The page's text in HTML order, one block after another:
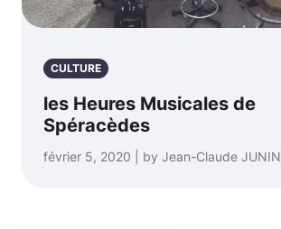
CULTURE
les Heures Musicales de
Spéracèdes
février 5, 2020 | by Jean-Claude JUNIN